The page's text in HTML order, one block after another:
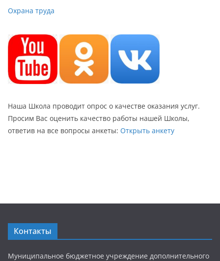
Охрана труда
Наша Школа проводит опрос о качестве оказания услуг.
Просим Вас оценить качество работы нашей Школы,
ответив на все вопросы анкеты: Открыть анкету
Контакты
Муниципальное бюджетное учреждение дополнительного